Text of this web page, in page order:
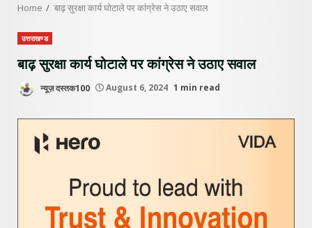
Home बाढ़ सुरक्षा कार्य घोटाले पर कांग्रेस ने उठाए सवाल
उत्तराखण्ड
बाढ़ सुरक्षा कार्य घोटाले पर कांग्रेस ने उठाए सवाल
न्यूज़ दस्तक100 August 6, 2024 1 min read